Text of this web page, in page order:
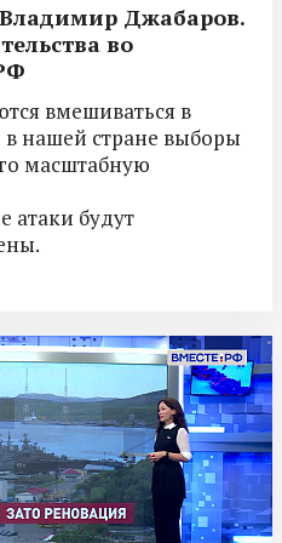
Джабаров.
во
вмешиваться в
нашей стране выборы
масштабную
будут